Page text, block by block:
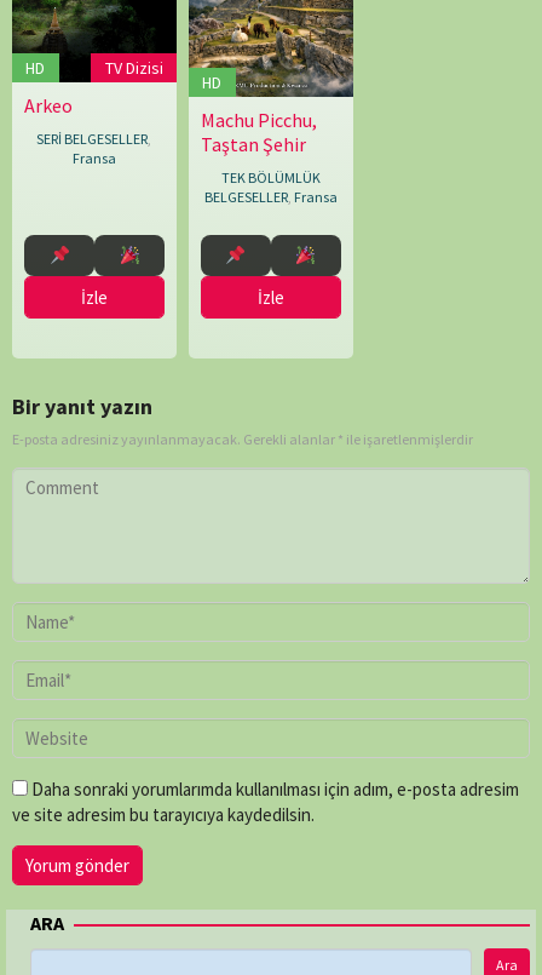
HD TV Dizisi
Arkeo
SERİ BELGESELLER
Fransa
01.01.2016
Agnès
Molia
İzle
HD
Machu Picchu,
Taştan Şehir
TEK BÖLÜMLÜK
BELGESELLER, Fransa
Christophe
Sommet
İzle
Bir yanıt yazın
E-posta adresiniz yayınlanmayacak. Gerekli alanlar * ile işaretlenmişlerdir
Daha sonraki yorumlarımda kullanılması için adım, e-posta adresim
ve site adresim bu tarayıcıya kaydedilsin.
ARA
Ara